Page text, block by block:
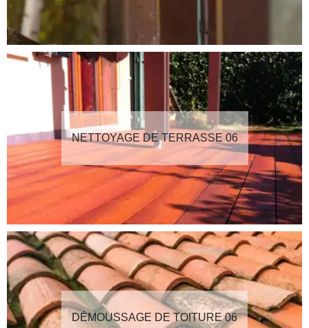
NETTOYAGE DE TERRASSE 06
DÉMOUSSAGE DE TOITURE 06